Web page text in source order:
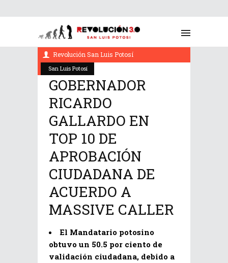
San Luis Potosí
agosto 28, 2022
Revolución San Luis Potosí
GOBERNADOR
RICARDO
GALLARDO EN
TOP 10 DE
APROBACIÓN
CIUDADANA DE
ACUERDO A
MASSIVE CALLER
El Mandatario potosino
obtuvo un 50.5 por ciento de
validación ciudadana, debido a